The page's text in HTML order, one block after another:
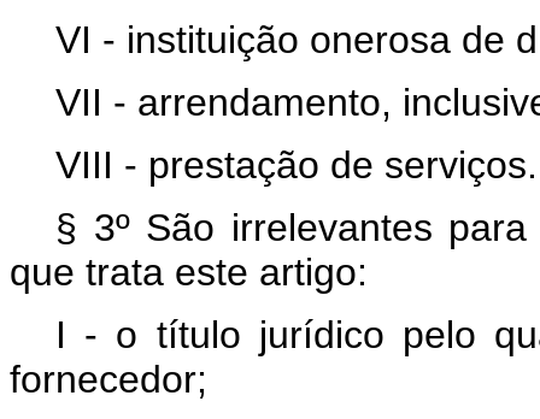
VI - instituição onerosa de
VII - arrendamento,
VIII - prestação de serviços.
§ 3º São irrelevantes
que trata este artigo:
I - o título jurídico pelo
fornecedor;